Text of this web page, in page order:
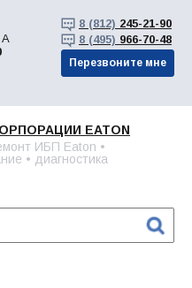
А
8 (812) 245-21-90
8 (495) 966-70-48
Перезвоните мне
EATON
ИБП Eaton •
• диагностика